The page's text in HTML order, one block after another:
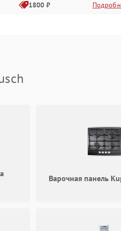
1800 ₽
Варочная панель